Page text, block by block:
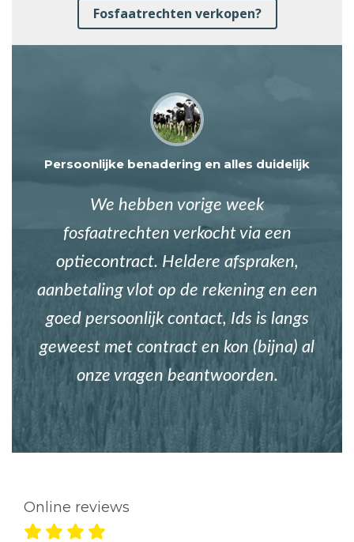
Fosfaatrechten verkopen?
Persoonlijke benadering en alles duidelijk
We hebben vorige week
fosfaatrechten verkocht via een
optiecontract. Heldere afspraken,
aanbetaling vlot op de rekening en een
goed persoonlijk contact, Ids is langs
geweest met contract en kon (bijna) al
onze vragen beantwoorden.
Online reviews